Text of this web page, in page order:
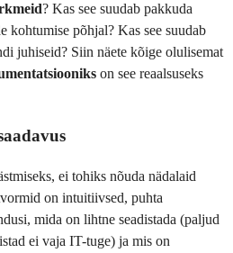
? Kas see suudab pakkuda
põhjal? Kas see suudab
juhiseid? Siin näete kõige olulisemat
on see reaalsuseks
ei tohiks nõuda nädalaid
on intuitiivsed, puhta
mida on lihtne seadistada (paljud
ei vaja IT-tuge) ja mis on